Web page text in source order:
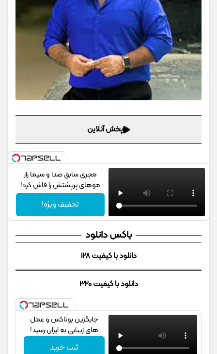
پخش آنلاین
مجری سابق صدا و سیما راز
موهای پرپشتش را فاش کرد!
تخفیف ویژه!
باکس دانلود
دانلود با کیفیت 128
دانلود با کیفیت 320
جایگزین بوتاکس و عمل
های زیبایی به ایران رسید!
ثبت خرید